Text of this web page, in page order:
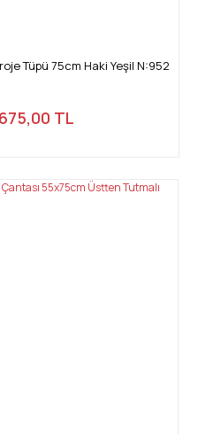
Tüpü 75cm Haki Yeşil N:952
675,00 TL